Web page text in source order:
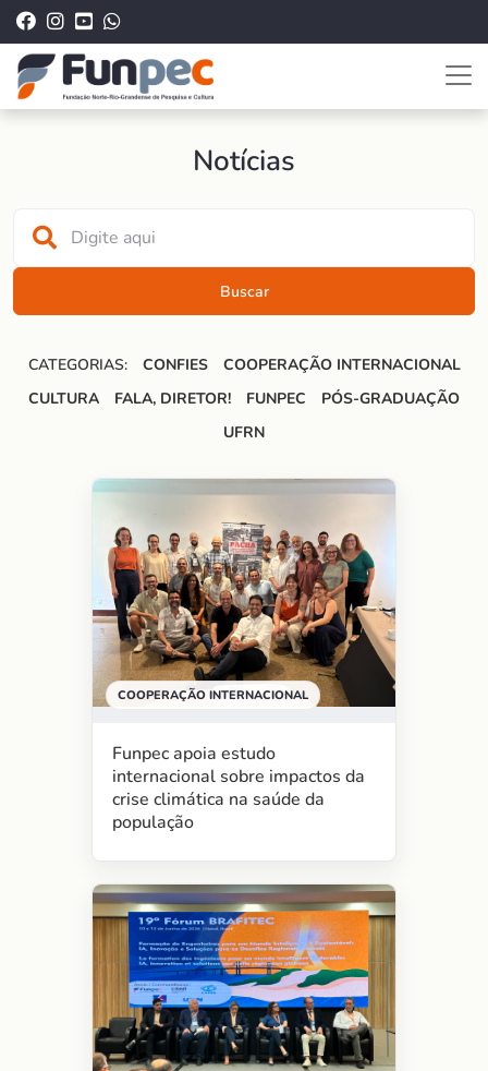
Notícias
Buscar
CATEGORIAS: CONFIES
COOPERAÇÃO INTERNACIONAL
CULTURA
FALA, DIRETOR! FUNPEC
PÓS-GRADUAÇÃO
UFRN
COOPERAÇÃO INTERNACIONAL
Funpec apoia estudo
internacional sobre impactos da
crise climática na saúde da
população